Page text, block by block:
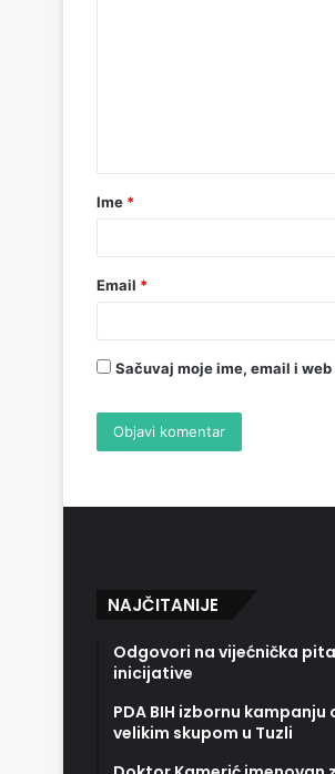
Ime *
Email *
Sačuvaj moje ime, email i
NAJČITANIJE
Odgovori na vijećnička
inicijative
PDA BIH izbornu
velikim skupom u Tuzli